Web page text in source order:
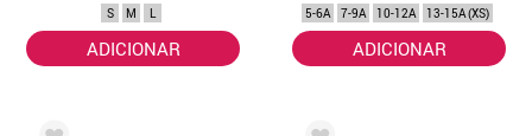
S M L
ADICIONAR
5-6A 7-9A 10-12A 13-15A (XS)
ADICIONAR